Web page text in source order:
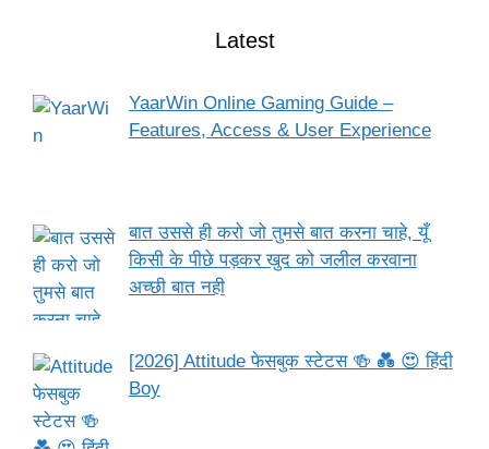
Latest
YaarWin Online Gaming Guide –
Features, Access & User Experience
बात उससे ही करो जो तुमसे बात करना चाहे, यूँ
किसी के पीछे पड़कर खुद को जलील करवाना
अच्छी बात नही
[2026] Attitude फेसबुक स्टेटस 🍻 💑 😍 हिंदी
Boy